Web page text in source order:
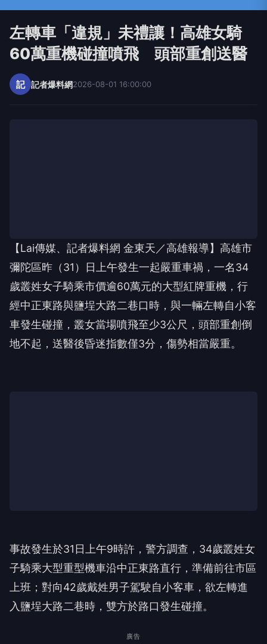
左轉車「違規」未禮讓！高雄女騎
60萬重機碰撞噴飛 頭部重創送醫
記 記者爆料網2026-08-01 16:00:00
【Lai傳媒、記者爆料網 金東天／高雄報導】高雄市
彌陀區昨（31）日上午發生一起嚴重車禍，一名34
歲叢姓女子騎乘市價逾60萬元的大型紅牌重機，行
經中正東路與鹽埕大路二巷口時，與一輛左轉自小客
車發生碰撞，叢女當場噴飛至少3公尺，頭部重創倒
地不起，送醫後昏迷指數僅3分，傷勢相當嚴重。
事故發生於31日上午9時許，警方調查，34歲叢姓女
子騎乘大型重型機車沿中正東路直行，準備前往市區
上班；對向42歲戴姓男子駕駛自小客車，欲左轉進
入鹽埕大路二巷時，雙方於路口發生碰撞。